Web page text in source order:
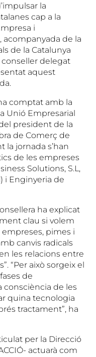
la
cap a la
i
acompanyada de la
de la Catalunya
conseller delegat
aquest
comptat amb la
Unió Empresarial
president de la
de Comerç de
la jornada s’han
de les empreses
Solutions, S.L,
i Enginyeria de
ha explicat
clau si volem
pimes i
canvis radicals
les relacions entre
“Per això sorgeix el
de
consciència de les
quina tecnologia
tractament”, ha
per la Direcció
actuarà com